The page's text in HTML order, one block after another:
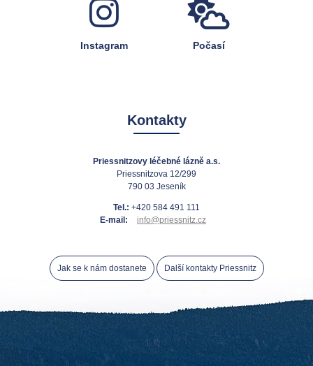
Instagram Počasí
Kontakty
Priessnitzovy léčebné lázně a.s.
Priessnitzova 12/299
790 03 Jeseník
Tel.: +420 584 491 111
E-mail:
info@priessnitz.cz
Jak se k nám dostanete Další kontakty Priessnitz